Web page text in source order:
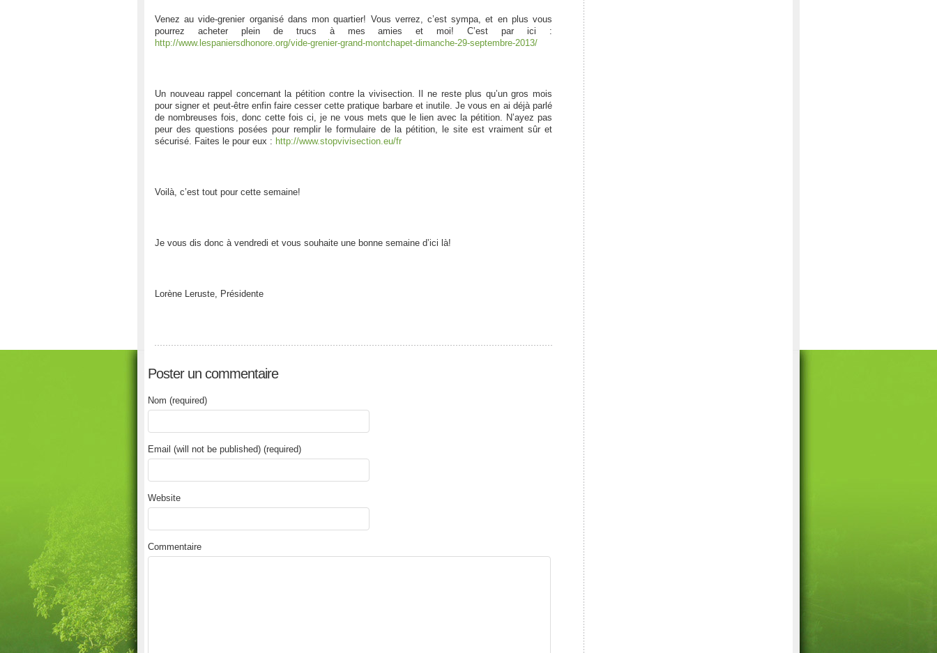
Venez au vide-grenier organisé dans mon quartier! Vous verrez, c’est sympa, et en plus vous
pourrez acheter plein de trucs à mes amies et moi! C’est par ici :
http://www.lespaniersdhonore.org/vide-grenier-grand-montchapet-dimanche-29-septembre-2013/
Un nouveau rappel concernant la pétition contre la vivisection. Il ne reste plus qu’un gros mois
pour signer et peut-être enfin faire cesser cette pratique barbare et inutile. Je vous en ai déjà parlé
de nombreuses fois, donc cette fois ci, je ne vous mets que le lien avec la pétition. N’ayez pas
peur des questions posées pour remplir le formulaire de la pétition, le site est vraiment sûr et
sécurisé. Faites le pour eux : http://www.stopvivisection.eu/fr
Voilà, c’est tout pour cette semaine!
Je vous dis donc à vendredi et vous souhaite une bonne semaine d’ici là!
Lorène Leruste, Présidente
Poster un commentaire
Nom (required)
Email (will not be published) (required)
Website
Commentaire